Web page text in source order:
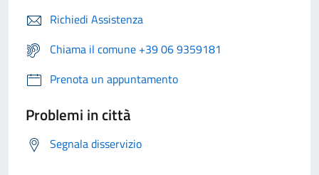
Richiedi Assistenza
Chiama il comune +39 06 9359181
Prenota un appuntamento
Problemi in città
Segnala disservizio